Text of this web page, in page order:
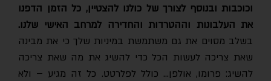
וכוכבות ובנוסף לצורך של כולנו להצטיין, כל הזמן הדפנו
את העלבונות וההטרדות והחדירה למרחב האישי שלנו.
בשלב מסוים את גם משתמשת במיניות שלך כי את מבינה
שאת צריכה לעשות הכל כדי להשיג את מה שאת צריכה
להשיג: פרומו, אולפן… כולל לפלרטט. כל זה מגיע – ולא